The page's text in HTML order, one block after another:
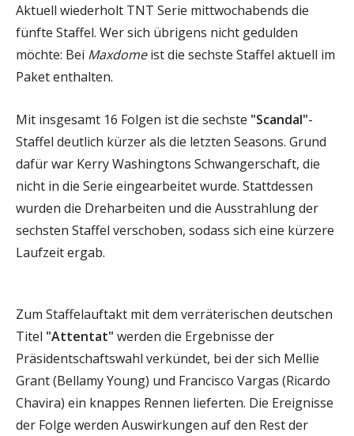
Aktuell wiederholt TNT Serie mittwochabends die
fünfte Staffel. Wer sich übrigens nicht gedulden
möchte: Bei Maxdomeist die sechste Staffel aktuell im
Paket enthalten.
Mit insgesamt 16 Folgen ist die sechste "Scandal"-
Staffel deutlich kürzer als die letzten Seasons. Grund
dafür war Kerry Washingtons Schwangerschaft, die
nicht in die Serie eingearbeitet wurde. Stattdessen
wurden die Dreharbeiten und die Ausstrahlung der
sechsten Staffel verschoben, sodass sich eine kürzere
Laufzeit ergab.
Zum Staffelauftakt mit dem verräterischen deutschen
Titel "Attentat" werden die Ergebnisse der
Präsidentschaftswahl verkündet, bei der sich Mellie
Grant (Bellamy Young) und Francisco Vargas (Ricardo
Chavira) ein knappes Rennen lieferten. Die Ereignisse
der Folge werden Auswirkungen auf den Rest der